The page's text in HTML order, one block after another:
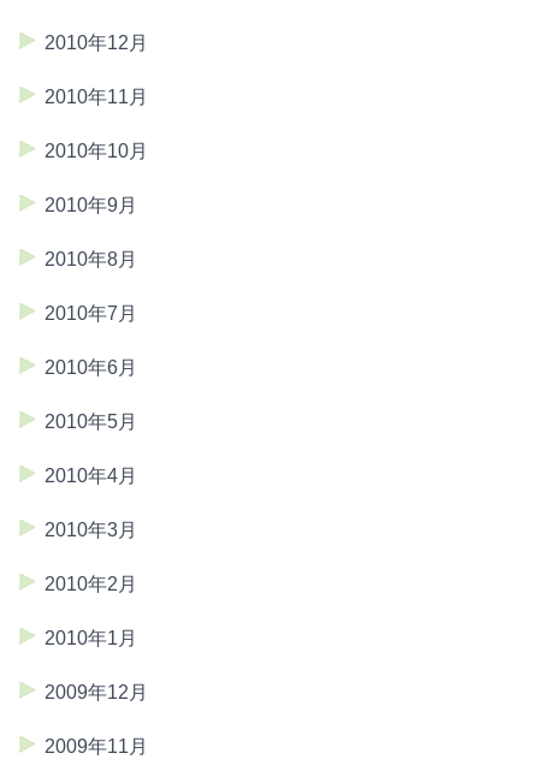
2010年12月
2010年11月
2010年10月
2010年9月
2010年8月
2010年7月
2010年6月
2010年5月
2010年4月
2010年3月
2010年2月
2010年1月
2009年12月
2009年11月